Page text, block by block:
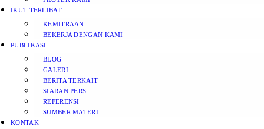
IKUT TERLIBAT
KEMITRAAN
BEKERJA DENGAN KAMI
PUBLIKASI
BLOG
GALERI
BERITA TERKAIT
SIARAN PERS
REFERENSI
SUMBER MATERI
KONTAK